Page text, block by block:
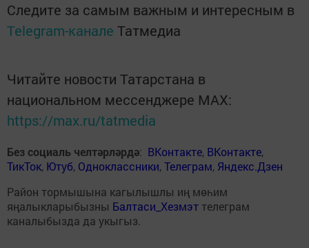
Следите за самым важным и интересным в
Telegram-канале Татмедиа
Читайте новости Татарстана в
национальном мессенджере MАХ:
https://max.ru/tatmedia
Без социаль челтәрләрдә: ВКонтакте, ВКонтакте,
ТикТок, Ютуб, Одноклассники,Телеграм, Яндекс.Дзен
Район тормышына кагылышлы иң мөһим
яңалыкларыбызны Балтаси_Хезмэт телеграм
каналыбызда да укыгыз.